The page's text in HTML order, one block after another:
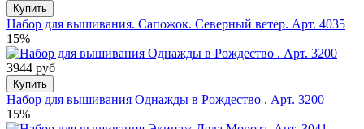
Купить
Набор для вышивания. Сапожок. Северный ветер. Арт. 4035
15%
3944 руб
Купить
Набор для вышивания Однажды в Рождество . Арт. 3200
15%